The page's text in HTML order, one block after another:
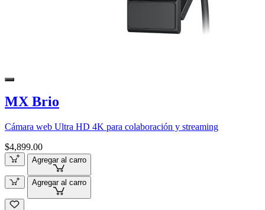
MX Brio
Cámara web Ultra HD 4K para colaboración y streaming
$4,899.00
Agregar al carro
Agregar al carro